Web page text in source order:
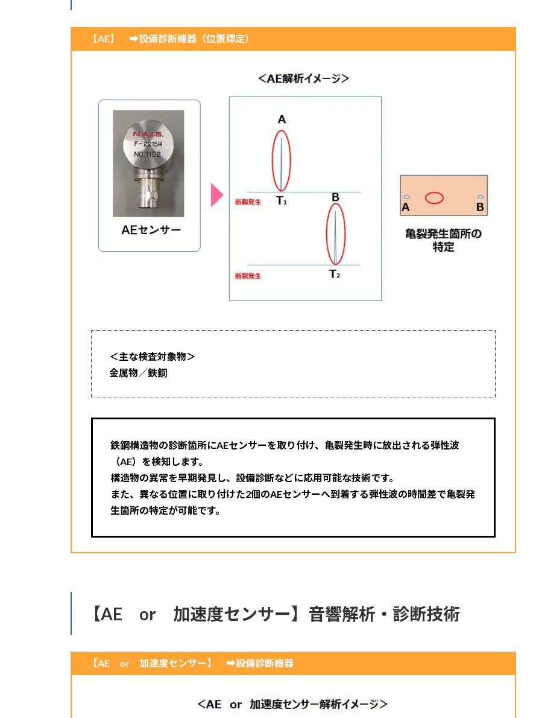
【AE】 ➡設備診断機器（位置標定）
＜主な検査対象物＞
金属物／鉄鋼
鉄鋼構造物の診断箇所にAEセンサーを取り付け、亀裂発生時に放出される弾性波
（AE）を検知します。
構造物の異常を早期発見し、設備診断などに応用可能な技術です。
また、 異なる位置に取り付けた2個のAEセンサーへ到着する弾性波の時間差で亀裂発
生箇所の特定が可能です。
【AE or 加速度センサー】音響解析・診断技術
【AE or 加速度センサー】 ➡設備診断機器